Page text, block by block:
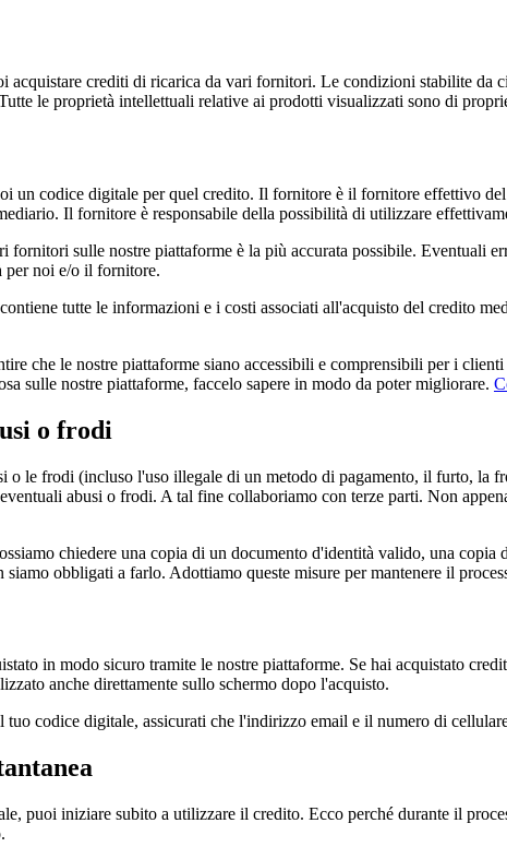
acquistare crediti di ricarica da vari fornitori. Le condizioni stabilite
le proprietà intellettuali relative ai prodotti visualizzati sono di
un codice digitale per quel credito. Il fornitore è il fornitore effettivo
Il fornitore è responsabile della possibilità di utilizzare
fornitori sulle nostre piattaforme è la più accurata possibile. Eventuali
per noi e/o il fornitore.
tutte le informazioni e i costi associati all'acquisto del credito
che le nostre piattaforme siano accessibili e comprensibili per i
sulle nostre piattaforme, faccelo sapere in modo da poter migliorare.
o frodi
o le frodi (incluso l'uso illegale di un metodo di pagamento, il furto, la
abusi o frodi. A tal fine collaboriamo con terze parti. Non
chiedere una copia di un documento d'identità valido, una
obbligati a farlo. Adottiamo queste misure per mantenere il
in modo sicuro tramite le nostre piattaforme. Se hai acquistato
anche direttamente sullo schermo dopo l'acquisto.
tuo codice digitale, assicurati che l'indirizzo email e il numero di
puoi iniziare subito a utilizzare il credito. Ecco perché durante il